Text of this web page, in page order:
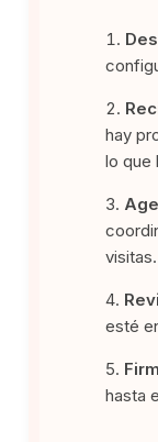
hay
lo que
visitas.
esté
hasta